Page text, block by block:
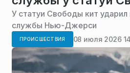
У статуи Свободы кит
службы Нью-Джерси
ПРОИСШЕСТВИЯ 08 июля 2026